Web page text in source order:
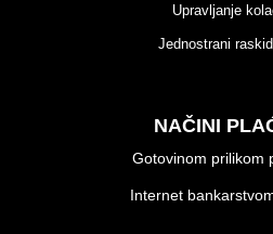
Upravljanje
Jednostrani
NAČINI
Gotovinom prilikom
Internet